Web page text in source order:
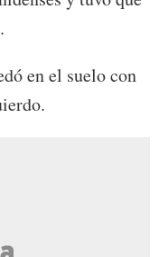
en el suelo con